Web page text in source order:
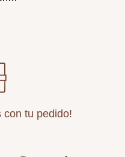
con tu pedido!